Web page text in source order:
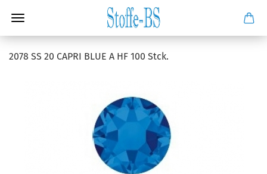
2078 SS 20 CAPRI BLUE A HF 100 Stck.